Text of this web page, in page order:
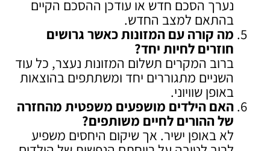
נערך הסכם חדש או עודכן ההסכם הקיים
בהתאם למצב החדש.
מה קורה עם המזונות כאשר גרושים
חוזרים לחיות יחד?
ברוב המקרים תשלום המזונות נעצר, כל עוד
השניים מתגוררים יחד ומשתתפים בהוצאות
באופן שוויוני.
האם הילדים מושפעים משפטית מהחזרה
של ההורים לחיים משותפים?
לא באופן ישיר. אך שיקום היחסים משפיע